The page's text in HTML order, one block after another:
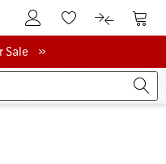
Zum KundenkontoZum Merkzettel.
Zum Zum
Sale »